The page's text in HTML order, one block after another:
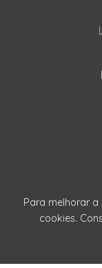
Para melhorar a
cookies.